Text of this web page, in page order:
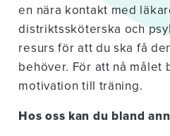
en nära kontakt med
distriktssköterska och
resurs för att du ska få
behöver. För att nå målet
motivation till träning.
Hos oss kan du bland